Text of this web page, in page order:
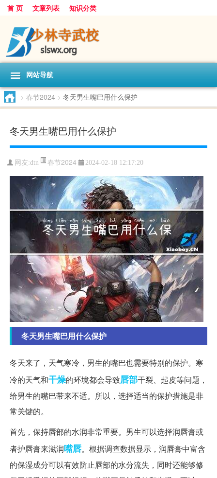
首 页 文章列表 知识分类
网站导航
> 春节2024 > 冬天男生嘴巴用什么保护
冬天男生嘴巴用什么保护
网友:dtn 春节2024 2024-02-18 12:17:20
冬天男生嘴巴用什么保护
冬天来了，天气寒冷，男生的嘴巴也需要特别的保护。寒
冷的天气和干燥的环境都会导致唇部干裂、起皮等问题，
给男生的嘴巴带来不适。所以，选择适当的保护措施是非
常关键的。
首先，保持唇部的水润非常重要。男生可以选择润唇膏或
者护唇膏来滋润嘴唇。根据调查数据显示，润唇膏中富含
的保湿成分可以有效防止唇部的水分流失，同时还能够修